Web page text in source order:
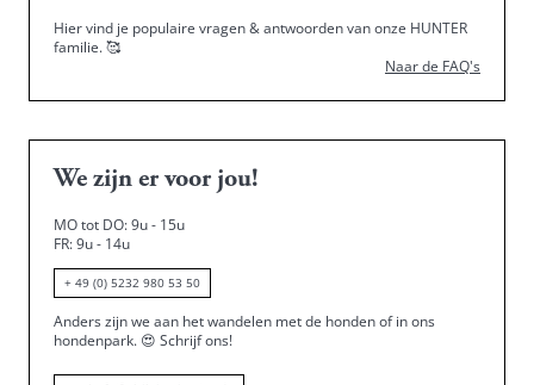
Hier vind je populaire vragen & antwoorden van onze HUNTER
familie.🥰
Naar de FAQ's
We zijn er voor jou!
MO tot DO: 9u - 15u
FR: 9u - 14u
+ 49 (0) 5232 980 53 50
Anders zijn we aan het wandelen met de honden of in ons
hondenpark. 😍 Schrijf ons!